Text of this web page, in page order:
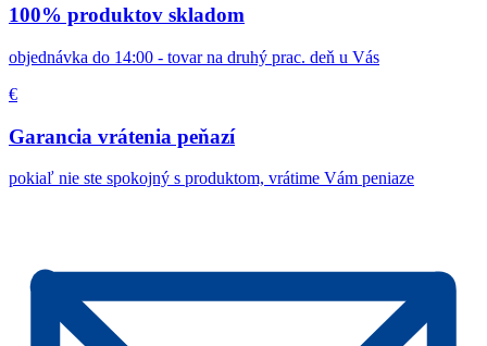
100% produktov skladom
objednávka do 14:00 - tovar na druhý prac. deň u Vás
€
Garancia vrátenia peňazí
pokiaľ nie ste spokojný s produktom, vrátime Vám peniaze